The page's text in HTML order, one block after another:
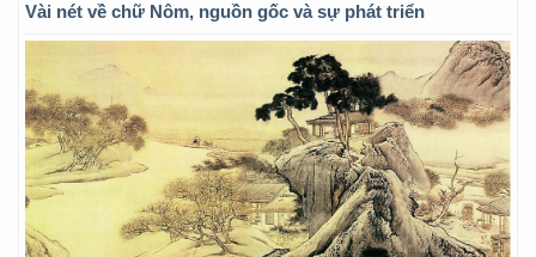
Vài nét về chữ Nôm, nguồn gốc và sự phát triển